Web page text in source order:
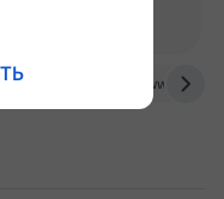
по…